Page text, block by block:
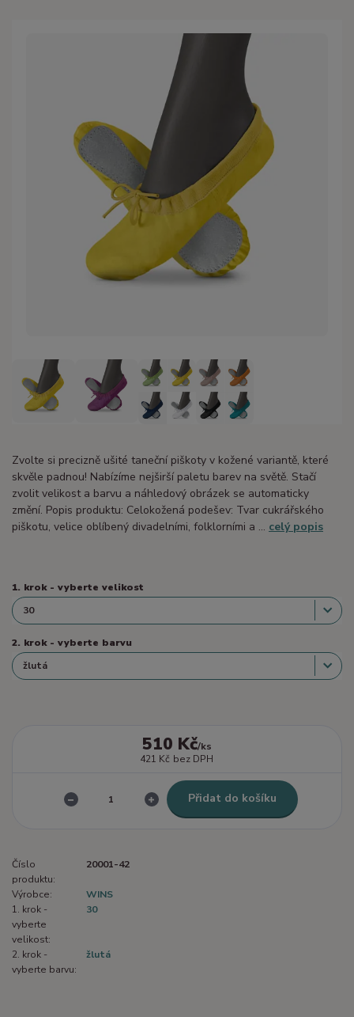
Zvolte si precizně ušité taneční piškoty v kožené variantě, které
skvěle padnou! Nabízíme nejširší paletu barev na světě. Stačí
zvolit velikost a barvu a náhledový obrázek se automaticky
změní. Popis produktu: Celokožená podešev: Tvar cukrářského
piškotu, velice oblíbený divadelními, folklorními a ... celý popis
1. krok - vyberte velikost
2. krok - vyberte barvu
510 Kč/ks
421 Kč bez DPH
Přidat do košíku
Číslo
produktu:
20001-42
Výrobce:
WINS
1. krok -
vyberte
velikost:
30
2. krok -
vyberte barvu:
žlutá